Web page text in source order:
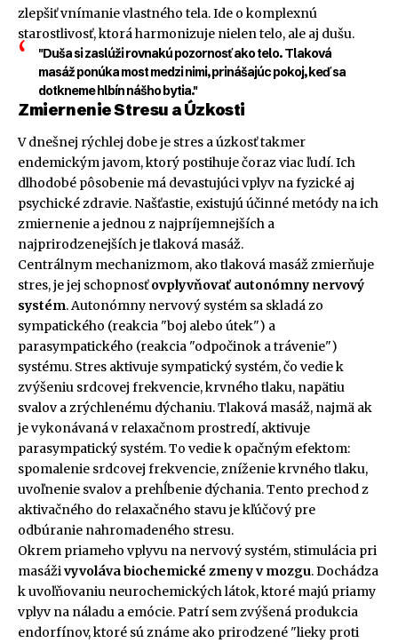
zlepšiť vnímanie vlastného tela. Ide o komplexnú
starostlivosť, ktorá harmonizuje nielen telo, ale aj dušu.
"Duša si zaslúži rovnakú pozornosť ako telo. Tlaková
masáž ponúka most medzi nimi, prinášajúc pokoj, keď sa
dotkneme hlbín nášho bytia."
Zmiernenie Stresu a Úzkosti
V dnešnej rýchlej dobe je stres a úzkosť takmer
endemickým javom, ktorý postihuje čoraz viac ľudí. Ich
dlhodobé pôsobenie má devastujúci vplyv na fyzické aj
psychické zdravie. Našťastie, existujú účinné metódy na ich
zmiernenie a jednou z najpríjemnejších a
najprirodzenejších je tlaková masáž.
Centrálnym mechanizmom, ako tlaková masáž zmierňuje
stres, je jej schopnosťovplyvňovať autonómny nervový
systém. Autonómny nervový systém sa skladá zo
sympatického (reakcia "boj alebo útek") a
parasympatického (reakcia "odpočinok a trávenie")
systému. Stres aktivuje sympatický systém, čo vedie k
zvýšeniu srdcovej frekvencie, krvného tlaku, napätiu
svalov a zrýchlenému dýchaniu. Tlaková masáž, najmä ak
je vykonávaná v relaxačnom prostredí, aktivuje
parasympatický systém. To vedie k opačným efektom:
spomalenie srdcovej frekvencie, zníženie krvného tlaku,
uvoľnenie svalov a prehĺbenie dýchania. Tento prechod z
aktivačného do relaxačného stavu je kľúčový pre
odbúranie nahromadeného stresu.
Okrem priameho vplyvu na nervový systém, stimulácia pri
masáživyvoláva biochemické zmeny v mozgu. Dochádza
k uvoľňovaniu neurochemických látok, ktoré majú priamy
vplyv na náladu a emócie. Patrí sem zvýšená produkcia
endorfínov, ktoré sú známe ako prirodzené "lieky proti